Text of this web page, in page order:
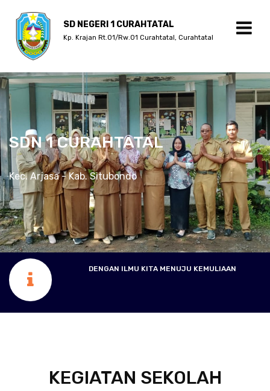
SD NEGERI 1 CURAHTATAL
Kp. Krajan Rt.01/Rw.01 Curahtatal, Curahtatal
SDN 1 CURAHTATAL
Kec. Arjasa - Kab. Situbondo
DENGAN ILMU KITA MENUJU KEMULIAAN
KEGIATAN SEKOLAH